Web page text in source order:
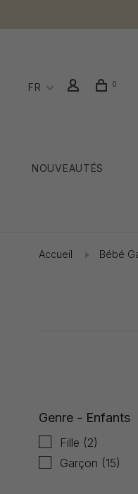
FR 0
NOUVEAUTÉS
Accueil Bébé
Genre - Enfants
Fille (2)
Garçon (15)